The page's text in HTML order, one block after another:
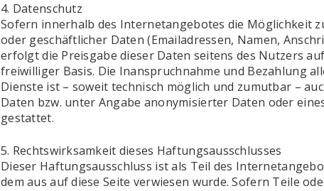
4. Datenschutz
Sofern innerhalb des Internetangebotes die Möglichkeit
oder geschäftlicher Daten (Emailadressen, Namen,
erfolgt die Preisgabe dieser Daten seitens des Nutzers
freiwilliger Basis. Die Inanspruchnahme und Bezahlung
Dienste ist – soweit technisch möglich und zumutbar –
Daten bzw. unter Angabe anonymisierter Daten oder
gestattet.
5. Rechtswirksamkeit dieses Haftungsausschlusses
Dieser Haftungsausschluss ist als Teil des
dem aus auf diese Seite verwiesen wurde. Sofern Teile